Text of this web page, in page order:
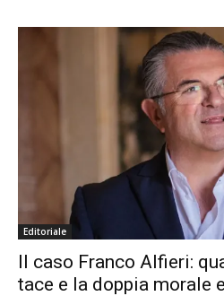
Editoriale
Il caso Franco Alfieri:
tace e la doppia morale